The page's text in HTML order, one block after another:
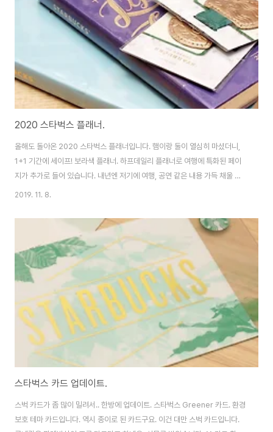
을 열면 사파리 볼펜이 눈에 들어옵니다. 레드컵 버전은 딱 스..
2020 스타벅스 플래너.
올해도 돌아온 2020 스타벅스 플래너입니다. 햄이랑 둘이 열심히 마셨더니,
1+1 기간에 세이프! 보라색 플래너. 하프데일리 플래너로 여행에 특화된 페이
지가 추가로 들어 있습니다. 내년엔 저기에 여행, 공연 같은 내용 가득 채울 수
있으면 좋겠네요. 뒤쪽에는 여전히 쿠폰이 들어 있습니다. 인덱스용 스티커가
작년 월요일 쿠폰이 라떼 쿠폰으로 바뀌었네요. 라떼 별론데.. -_-; 아무튼, 이
번에도 다 쓰는걸 목표로!!!! 하늘색 라이트 블루. 증정용은 하늘색과 그린 두종
류입니다. 깔끔합니다. 예전 플래너들과 비슷한 사이즈. 위클리 형태로 내지가
구성되어 있습니다. 라이트 블루는 점선/무지 페이지가 많은게 특징. 그린 컬러
는 대부분..
2019. 11. 8.
스타벅스 카드 업데이트.
스벅 카드가 좀 많이 밀려서.. 한방에 업데이트. 스타벅스 Greener 카드. 환경
보호 테마 카드입니다. 역시 종이로 된 카드구요. 이건 대만 스벅 카드입니다.